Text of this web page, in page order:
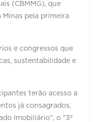
(CBMMG), que
pela primeira
e congressos que
sustentabilidade e
terão acesso a
já consagrados,
Imobiliário", o "3º